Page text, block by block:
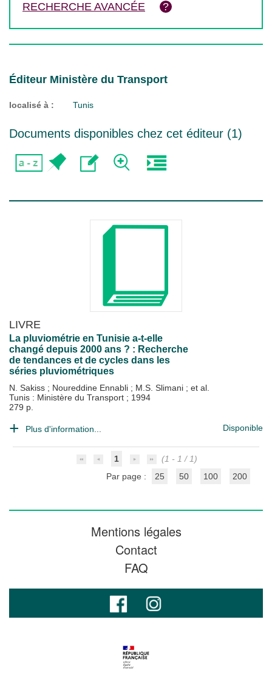
RECHERCHE AVANCÉE
Éditeur Ministère du Transport
localisé à : Tunis
Documents disponibles chez cet éditeur (1)
LIVRE
La pluviométrie en Tunisie a-t-elle
changé depuis 2000 ans ? : Recherche
de tendances et de cycles dans les
séries pluviométriques
N. Sakiss ; Noureddine Ennabli ; M.S. Slimani ; et al.
Tunis : Ministère du Transport ; 1994
279 p.
Plus d'information... Disponible
1
(1 - 1 / 1)
Par page :
25 50 100 200
Mentions légales
Contact
FAQ